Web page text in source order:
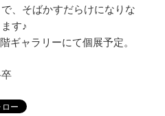
、そばかすだらけになりな
す♪
ギャラリーにて個展予定。